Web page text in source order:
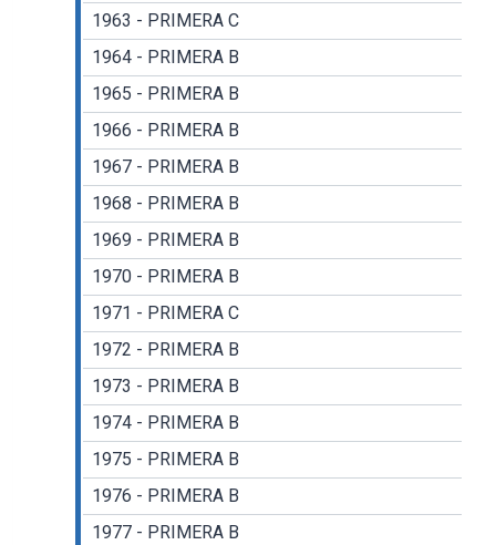
1963 - PRIMERA C
1964 - PRIMERA B
1965 - PRIMERA B
1966 - PRIMERA B
1967 - PRIMERA B
1968 - PRIMERA B
1969 - PRIMERA B
1970 - PRIMERA B
1971 - PRIMERA C
1972 - PRIMERA B
1973 - PRIMERA B
1974 - PRIMERA B
1975 - PRIMERA B
1976 - PRIMERA B
1977 - PRIMERA B